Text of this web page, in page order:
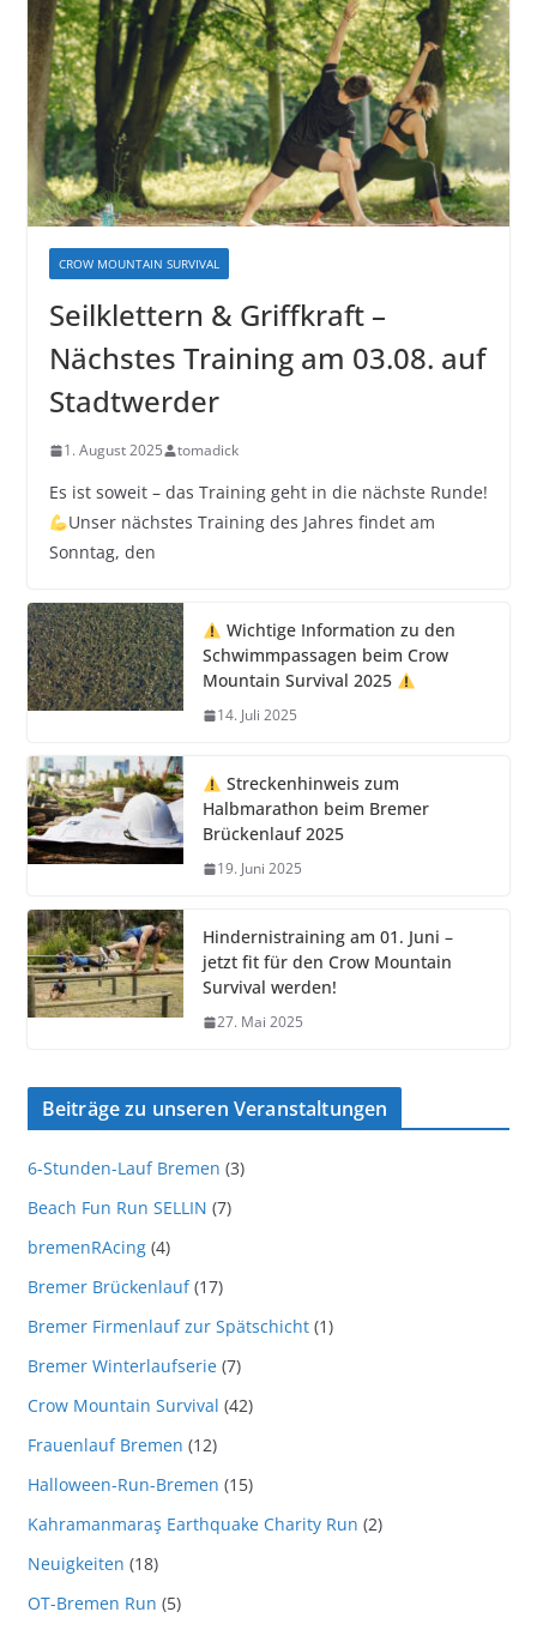
CROW MOUNTAIN SURVIVAL
Seilklettern & Griffkraft –
Nächstes Training am 03.08. auf
Stadtwerder
1. August 2025 tomadick
Es ist soweit – das Training geht in die nächste Runde!
Unser nächstes Training des Jahres findet am
Sonntag, den
Wichtige Information zu den
Schwimmpassagen beim Crow
Mountain Survival 2025
14. Juli 2025
Streckenhinweis zum
Halbmarathon beim Bremer
Brückenlauf 2025
19. Juni 2025
Hindernistraining am 01. Juni –
jetzt fit für den Crow Mountain
Survival werden!
27. Mai 2025
Beiträge zu unseren Veranstaltungen
6-Stunden-Lauf Bremen (3)
Beach Fun Run SELLIN (7)
bremenRAcing(4)
Bremer Brückenlauf(17)
Bremer Firmenlauf zur Spätschicht(1)
Bremer Winterlaufserie(7)
Crow Mountain Survival (42)
Frauenlauf Bremen (12)
Halloween-Run-Bremen (15)
Kahramanmaraş Earthquake Charity Run (2)
Neuigkeiten (18)
OT-Bremen Run (5)